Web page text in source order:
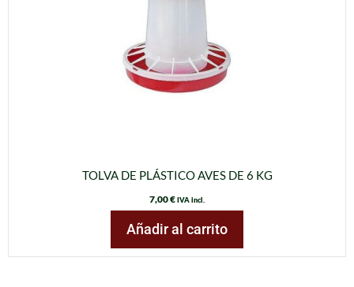
TOLVA DE PLÁSTICO AVES DE 6 KG
7,00€IVA incl.
Añadir al carrito